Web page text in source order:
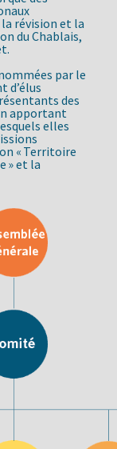
révision et la
du Chablais,
par le
d’élus
des
apportant
elles
« Territoire
» et la